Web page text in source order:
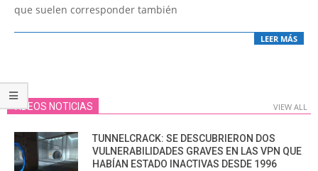
que suelen corresponder también
LEER MÁS
VIDEOS NOTICIAS VIEW ALL
TUNNELCRACK: SE DESCUBRIERON DOS
VULNERABILIDADES GRAVES EN LAS VPN QUE
HABÍAN ESTADO INACTIVAS DESDE 1996